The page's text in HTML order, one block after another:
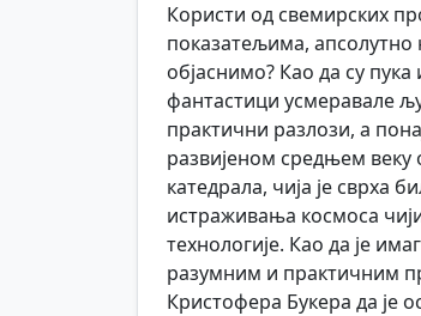
Користи од свемирских
показатељима,
објаснимо? Као да су
фантастици усмеравале
практични разлози, а
развијеном средњем веку
катедрала, чија је сврха
истраживања космоса
технологије. Као да је
разумним и практичним
Кристофера Букера да је